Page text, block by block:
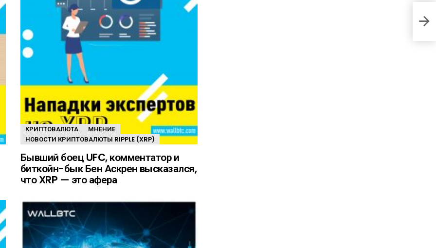
КРИПТОВАЛЮТА
МНЕНИЕ
НОВОСТИ КРИПТОВАЛЮТЫ RIPPLE (XRP)
Бывший боец UFC, комментатор и
биткойн-бык Бен Аскрен высказался,
что XRP — это афера